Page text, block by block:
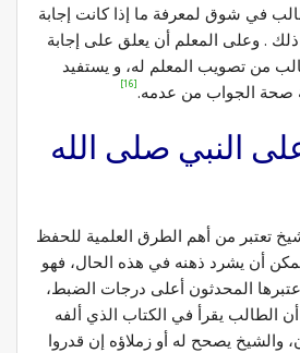
في شوق لمعرفة ما إذا كانت إجابة
. وعلى المعلم أن يعلق على إجابة
من تصويب المعلم له، و يستفيد
صحة الجواب من عدمه.[16]
على النبي صلى الله
تعتبر من أهم الطرق العلمية للحفظ
أن يشرد ذهنه في هذه الحال، فهو
المحدثون أعلى درجات الضبط،
الطالب يقرأ في الكتاب الذي ألفه
والشيخ يصحح له أو زملاؤه إن قدروا